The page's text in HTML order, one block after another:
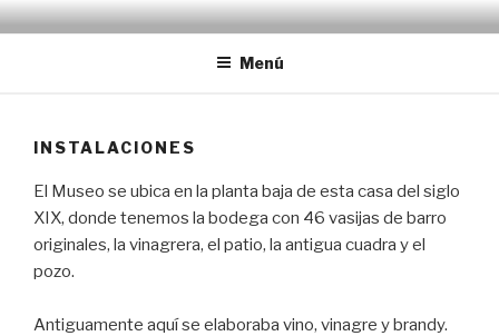
Saltar
al
EMRÉZIO
Menú
INSTALACIONES
El Museo se ubica en la planta baja de esta casa del siglo
XIX, donde tenemos la bodega con 46 vasijas de barro
originales, la vinagrera, el patio, la antigua cuadra y el
pozo.
Antiguamente aquí se elaboraba vino, vinagre y brandy.